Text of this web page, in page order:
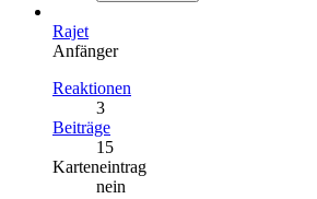
Rajet
Anfänger
Reaktionen
3
Beiträge
15
Karteneintrag
nein